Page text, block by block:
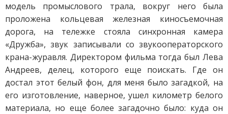
модель промыслового трала, вокруг него была
проложена кольцевая железная киносъемочная
дорога, на тележке стояла синхронная камера
«Дружба», звук записывали со звукооператорского
крана-журавля. Директором фильма тогда был Лева
Андреев, делец, которого еще поискать. Где он
достал этот белый фон, для меня было загадкой, на
его изготовление, наверное, ушел километр белого
материала, но еще более загадочно было: куда он